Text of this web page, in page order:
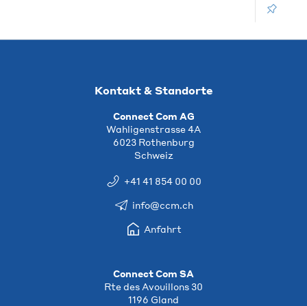
Kontakt & Standorte
Connect Com AG
Wahligenstrasse 4A
6023 Rothenburg
Schweiz
+41 41 854 00 00
info@ccm.ch
Anfahrt
Connect Com SA
Rte des Avouillons 30
1196 Gland